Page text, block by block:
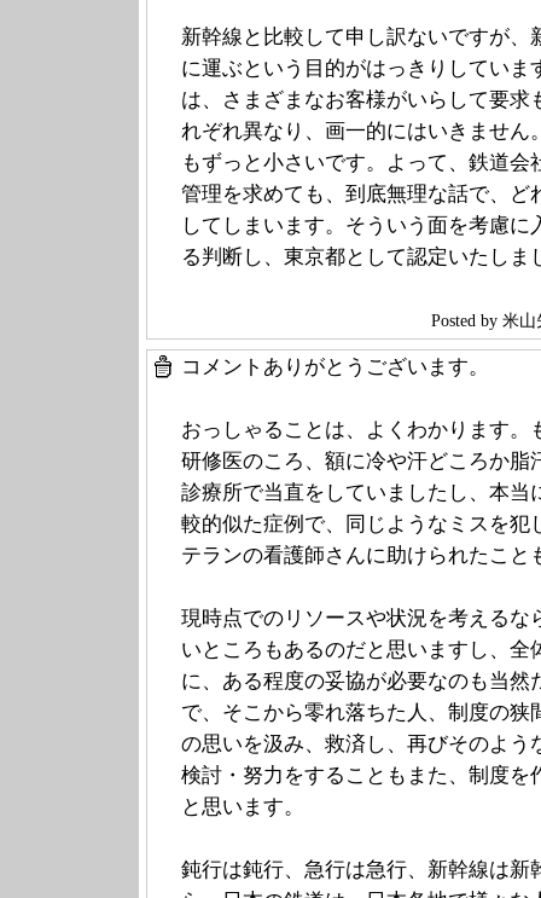
新幹線と比較して申し訳ないですが、
に運ぶという目的がはっきりしていま
は、さまざまなお客様がいらして要求
れぞれ異なり、画一的にはいきません
もずっと小さいです。よって、鉄道
管理を求めても、到底無理な話で、ど
してしまいます。そういう面を考慮
る判断し、東京都として認定いたしま
Posted by 米
コメントありがとうございます。
おっしゃることは、よくわかります。
研修医のころ、額に冷や汗どころか脂
診療所で当直をしていましたし、本当
較的似た症例で、同じようなミスを犯
テランの看護師さんに助けられたこと
現時点でのリソースや状況を考えるな
いところもあるのだと思いますし、全
に、ある程度の妥協が必要なのも当然
で、そこから零れ落ちた人、制度の狭
の思いを汲み、救済し、再びそのよう
検討・努力をすることもまた、制度を
と思います。
鈍行は鈍行、急行は急行、新幹線は新